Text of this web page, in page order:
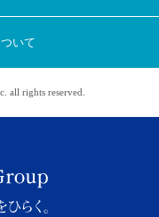
せんか
信中！
いて
all rights reserved.